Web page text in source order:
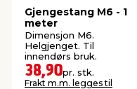
Gjengestang M6 - 1
meter
Dimensjon M6.
Helgjenget. Til
innendørs bruk.
38,90pr. stk.
Frakt m.m. legges til